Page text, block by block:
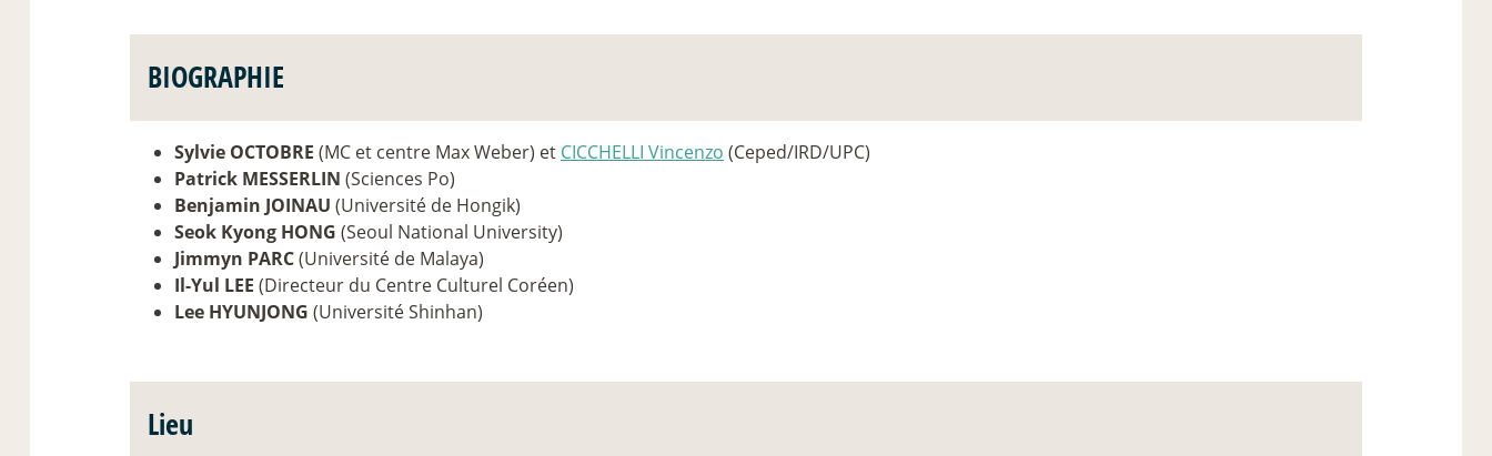
BIOGRAPHIE
Sylvie OCTOBRE (MC et centre Max Weber) et CICCHELLI Vincenzo (Ceped/IRD/UPC)
Patrick MESSERLIN (Sciences Po)
Benjamin JOINAU (Université de Hongik)
Seok Kyong HONG (Seoul National University)
Jimmyn PARC(Université de Malaya)
Il-Yul LEE (Directeur du Centre Culturel Coréen)
Lee HYUNJONG (Université Shinhan)
Lieu